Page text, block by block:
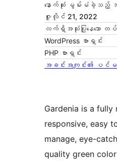
နောက်ဆုံး မွမ်းမံခဲ့သည့်
ဇူလိုင် 21, 2022
လက်ရှိအသုံးပြုနေသော တပ်
WordPress ဗားရှင်း
PHP ဗားရှင်း
အခင်းအကျင်း၏ ပင်မ
Gardenia is a fully
responsive, easy
manage, eye-
quality green